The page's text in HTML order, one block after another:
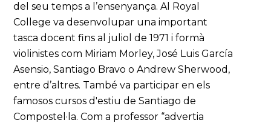
del seu temps a l’ensenyança. Al Royal
College va desenvolupar una important
tasca docent fins al juliol de 1971 i formà
violinistes com Miriam Morley, José Luis García
Asensio, Santiago Bravo o Andrew Sherwood,
entre d’altres. També va participar en els
famosos cursos d'estiu de Santiago de
Compostel·la. Com a professor “advertia